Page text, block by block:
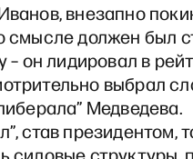
внезапно
смысле должен был
– он лидировал в
выбрал
Медведева.
став президентом,